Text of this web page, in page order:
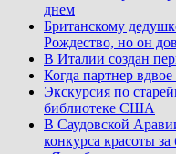
днем
Британскому
Рождество, но он
В Италии создан
Когда партнер
Экскурсия по
библиотеке США
В Саудовской
конкурса красоты